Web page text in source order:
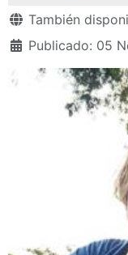
Detalles
También
Publicado: 05